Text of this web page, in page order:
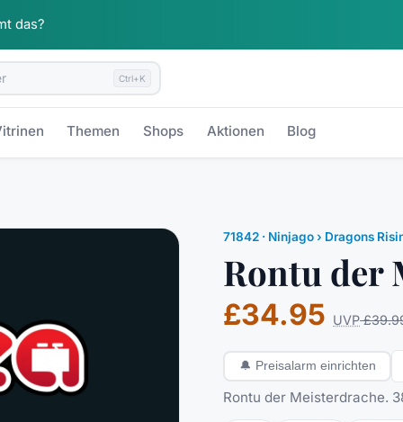
das?
Ctrl+K
Themen Shops Aktionen Blog
71842 · Ninjago› Dragons
Rontu der
£34.95 UVP
🔔 Preisalarm einrichten
Rontu der Meisterdrache.